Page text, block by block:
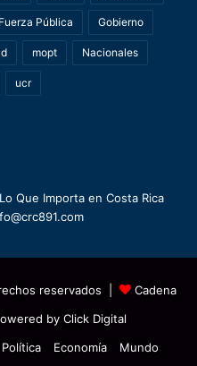
Fuerza Pública Gobierno
mopt Nacionales
ucr
Que Importa en Costa Rica
reservados |
Cadena
by Click Digital
Política Economía Mundo